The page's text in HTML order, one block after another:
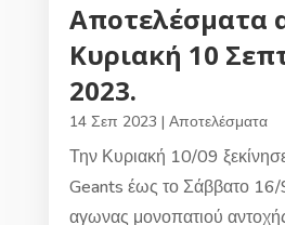
Αποτελέσματα
Κυριακή 10
2023.
14 Σεπ 2023 | Αποτελέσματα
Την Κυριακή 10/09
Geants έως το Σάββατο 16/
αγωνας μονοπατιού